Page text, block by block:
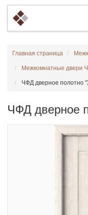
Главная страница
Межкомнатные двери
ЧФД дверное полотно
ЧФД дверное